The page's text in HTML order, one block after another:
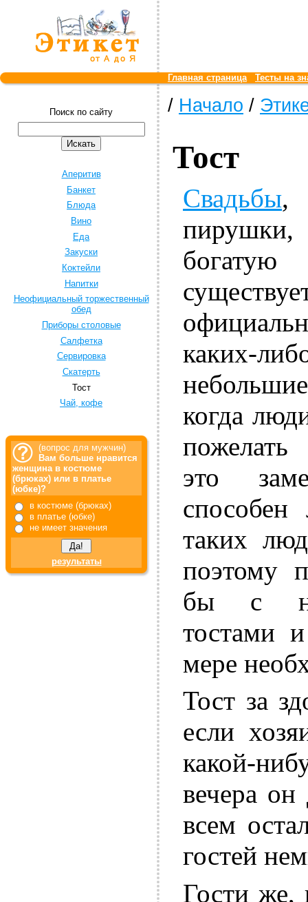
Главная страница Тесты на
Поиск по сайту
Аперитив
Банкет
Блюда
Вино
Еда
Закуски
Коктейли
Напитки
Неофициальный торжественный
обед
Приборы столовые
Салфетка
Сервировка
Скатерть
Тост
Чай, кофе
(вопрос для мужчин)
Вам больше нравится
женщина в костюме
(брюках) или в платье
(юбке)?
в костюме (брюках)
в платье (юбке)
не имеет значения
результаты
/ Начало /
Тост
Свадьбы,
каких-
когда
пожелать
это
способен
таких
поэтому
бы с
тостами
мере
Тост за
если
какой-
вечера
всем
гостей
Гости же,